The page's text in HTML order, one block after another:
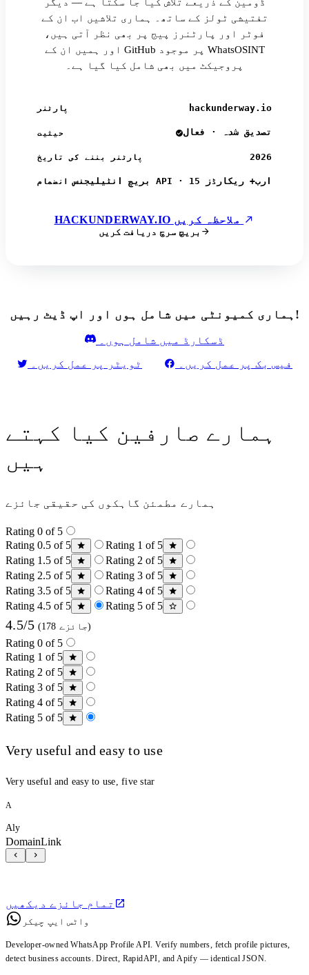
ڈومین کے ذریعے تلاش کیا جا سکتا ہے — دیگر
تفتیشی ٹولز کے ساتھ۔ ہماری تلاشیں اب ان کے
فوٹر اور پارٹنرز پیج پر بھی نظر آتی ہیں،
اور ہمیں ان کے GitHub پر موجود WhatsOSINT
پروجیکٹ میں بھی شامل کیا گیا ہے۔
پارٹنر hackunderway.io
حیثیت تصدیق شدہ · فعال
پارٹنر بننے کی تاریخ 2026
انضمام بریچ انٹیلیجنس API · 15 ارب+ ریکارڈز
بریچ سرچ دریافت کریں
ہماری کمیونٹی میں شامل ہوں اور اپ ڈیٹ رہیں!
ڈسکارڈ میں شامل ہوں۔
ٹویٹر پر عمل کریں۔
فیس بک پر عمل کریں۔
ہمارے صارفین کیا کہتے
ہیں
ہمارے مطمئن گاہکوں کی حقیقی جائزے
Rating 0 of 5
Rating 0.5 of 5
Rating 1 of 5
Rating 1.5 of 5
Rating 2 of 5
Rating 2.5 of 5
Rating 3 of 5
Rating 3.5 of 5
Rating 4 of 5
Rating 4.5 of 5
Rating 5 of 5
4.5/5 (178 جائزے)
Rating 0 of 5
Rating 1 of 5
Rating 2 of 5
Rating 3 of 5
Rating 4 of 5
Rating 5 of 5
Very useful and easy to use
Very useful and easy to use, five star
A
Aly
DomainLink
تمام جائزے دیکھیں
واٹس ایپ چیکر
Developer-owned WhatsApp Profile API. Verify numbers, fetch profile pictures,
detect business accounts. Direct, RapidAPI, and Apify — identical JSON.